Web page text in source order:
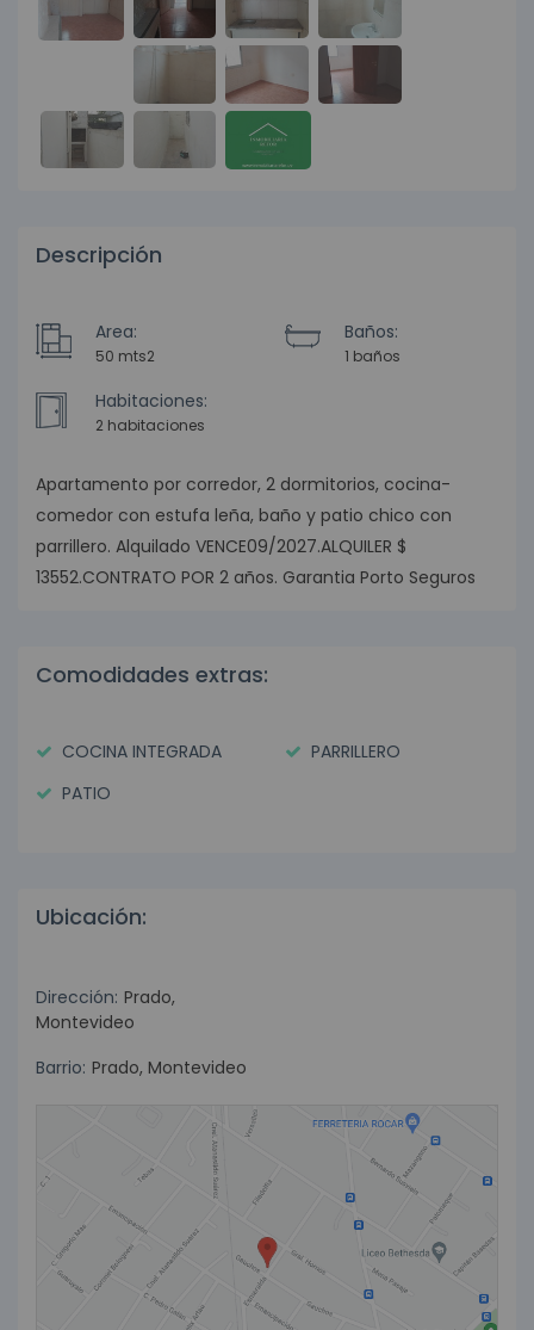
Descripción
Area:
50 mts2
Baños:
1 baños
Habitaciones:
2 habitaciones
Apartamento por corredor, 2 dormitorios, cocina-
comedor con estufa leña, baño y patio chico con
parrillero. Alquilado VENCE09/2027.ALQUILER $
13552.CONTRATO POR 2 años. Garantia Porto Seguros
Comodidades extras:
COCINA INTEGRADA
PARRILLERO
PATIO
Ubicación:
Dirección: Prado,
Montevideo
Barrio: Prado, Montevideo